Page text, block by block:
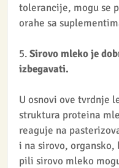
tolerancije, mogu se
orahe sa
5. Sirovo mleko je
izbegavati.
U osnovi ove tvrdnje
struktura proteina
reaguje na
i na sirovo,
pili sirovo mleko